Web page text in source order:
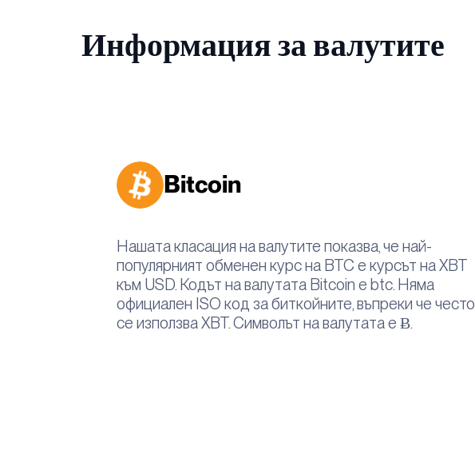
Информация за валутите
Bitcoin
Нашата класация на валутите показва, че най-
популярният обменен курс на BTC е курсът на XBT
към USD. Кодът на валутата Bitcoin е btc. Няма
официален ISO код за биткойните, въпреки че често
се използва XBT. Символът на валутата е Ƀ.